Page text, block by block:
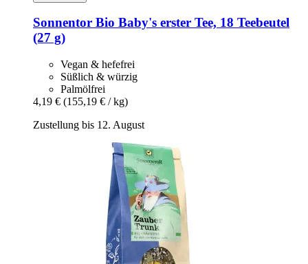
Sonnentor Bio Baby's erster Tee, 18 Teebeutel
(27 g)
Vegan & hefefrei
Süßlich & würzig
Palmölfrei
4,19 € (155,19 € / kg)
Zustellung bis 12. August